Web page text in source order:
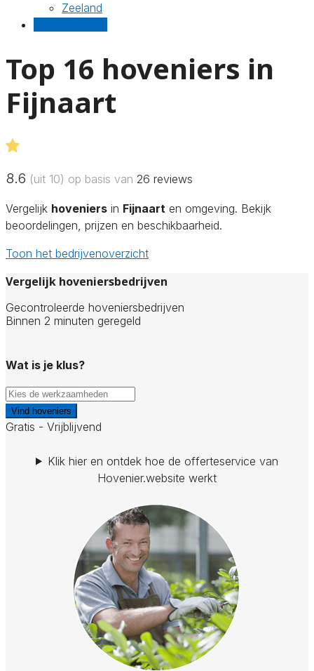
Zeeland
Top 16 hoveniers in
Fijnaart
8.6 (uit 10) op basis van 26 reviews
Vergelijk hoveniers in Fijnaart en omgeving. Bekijk
beoordelingen, prijzen en beschikbaarheid.
Toon het bedrijvenoverzicht
Vergelijk hoveniersbedrijven
Gecontroleerde hoveniersbedrijven
Binnen 2 minuten geregeld
Wat is je klus?
Vind hoveniers
Gratis - Vrijblijvend
Klik hier en ontdek hoe de offerteservice van
Hovenier.website werkt